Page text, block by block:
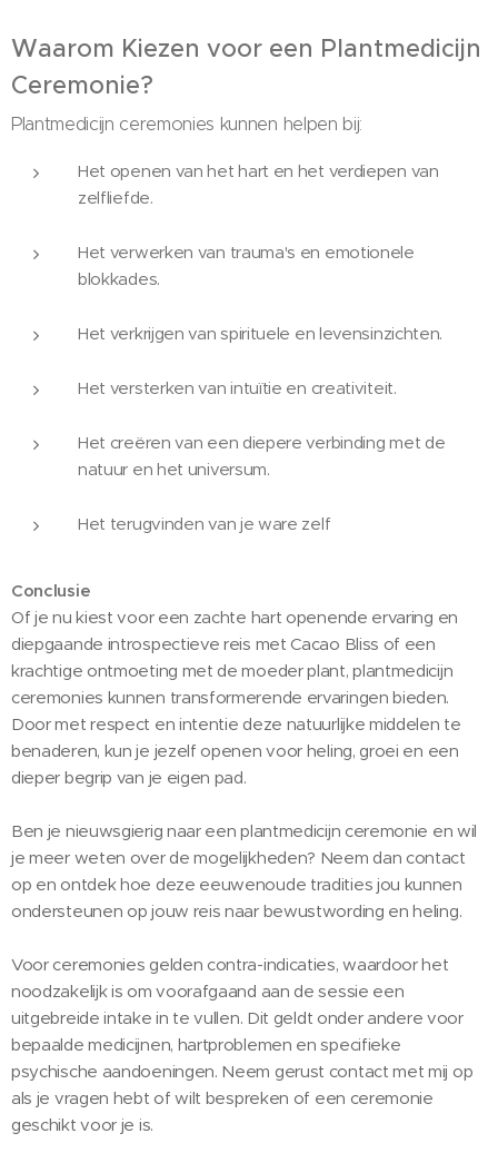
Waarom Kiezen voor een Plantmedicijn
Ceremonie?
Plantmedicijn ceremonies kunnen helpen bij:
Het openen van het hart en het verdiepen van
zelfliefde.
Het verwerken van trauma's en emotionele
blokkades.
Het verkrijgen van spirituele en levensinzichten.
Het versterken van intuïtie en creativiteit.
Het creëren van een diepere verbinding met de
natuur en het universum.
Het terugvinden van je ware zelf
Conclusie
Of je nu kiest voor een zachte hart openende ervaring en
diepgaande introspectieve reis met Cacao Bliss of een
krachtige ontmoeting met de moeder plant, plantmedicijn
ceremonies kunnen transformerende ervaringen bieden.
Door met respect en intentie deze natuurlijke middelen te
benaderen, kun je jezelf openen voor heling, groei en een
dieper begrip van je eigen pad.
Ben je nieuwsgierig naar een plantmedicijn ceremonie en wil
je meer weten over de mogelijkheden? Neem dan contact
op en ontdek hoe deze eeuwenoude tradities jou kunnen
ondersteunen op jouw reis naar bewustwording en heling.
Voor ceremonies gelden contra-indicaties, waardoor het
noodzakelijk is om voorafgaand aan de sessie een
uitgebreide intake in te vullen. Dit geldt onder andere voor
bepaalde medicijnen, hartproblemen en specifieke
psychische aandoeningen. Neem gerust contact met mij op
als je vragen hebt of wilt bespreken of een ceremonie
geschikt voor je is.